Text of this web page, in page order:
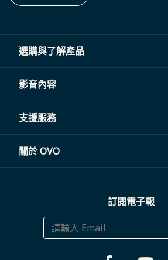
選購與了解產品
投影機
閨蜜機與電視
電視盒與周邊
福利品專區
影音內容
影音訂閱
支援服務
常見問題
關於 OVO
商務合作
訂閱電子報